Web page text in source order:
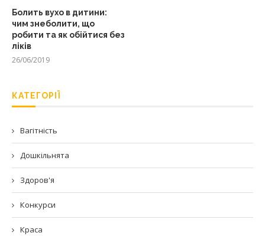
Болить вухо в дитини:
чим знеболити, що
робити та як обійтися без
ліків
26/06/2019
КАТЕГОРІЇ
Вагітність
Дошкільнята
Здоров'я
Конкурси
Краса